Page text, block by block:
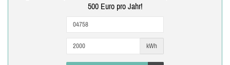
500 Euro pro Jahr!
kWh